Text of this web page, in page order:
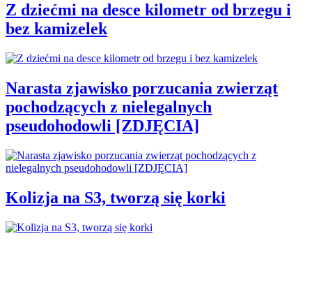
Z dziećmi na desce kilometr od brzegu i
bez kamizelek
Narasta zjawisko porzucania zwierząt
pochodzących z nielegalnych
pseudohodowli [ZDJĘCIA]
Kolizja na S3, tworzą się korki